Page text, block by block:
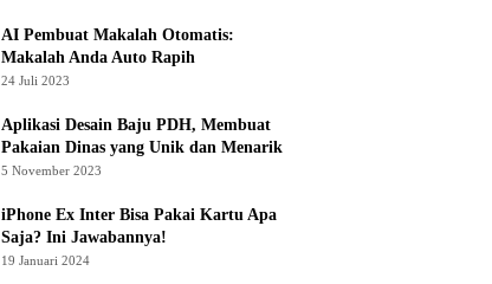
AI Pembuat Makalah Otomatis:
Makalah Anda Auto Rapih
24 Juli 2023
Aplikasi Desain Baju PDH, Membuat
Pakaian Dinas yang Unik dan Menarik
5 November 2023
iPhone Ex Inter Bisa Pakai Kartu Apa
Saja? Ini Jawabannya!
19 Januari 2024